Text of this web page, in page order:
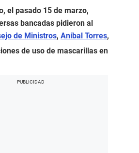
el pasado 15 de marzo,
bancadas pidieron al
de Ministros, Aníbal Torres,
de uso de mascarillas en